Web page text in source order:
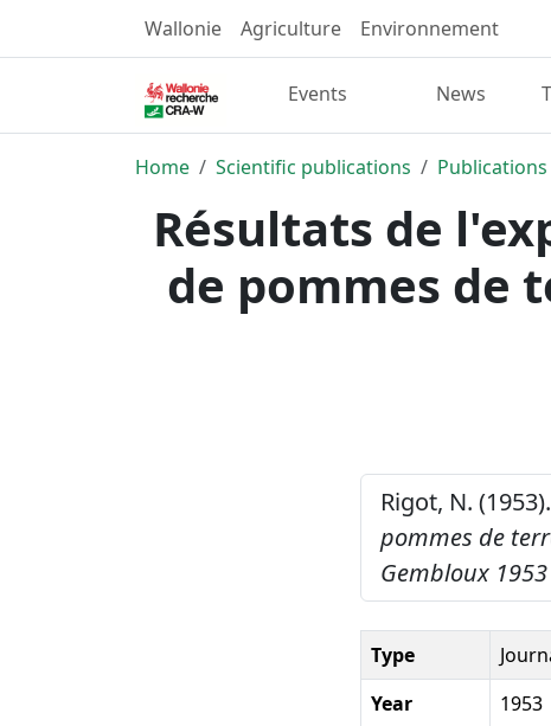
Wallonie Agriculture Environnement
Events News
Home Scientific publications Publications
Résultats de
de pommes de
Rigot, N. (1953).
pommes de
Gembloux
Type
Year
1953